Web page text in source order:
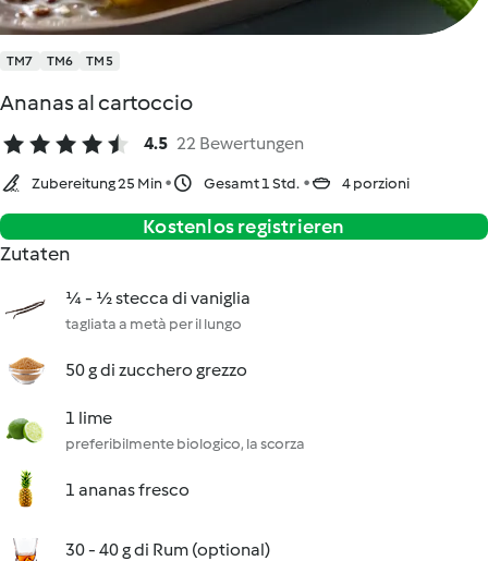
TM7 TM6 TM5
Ananas al cartoccio
4.5 22 Bewertungen
Zubereitung 25 Min Gesamt 1 Std. 4 porzioni
Kostenlos registrieren
Zutaten
¼ - ½ stecca di vaniglia
tagliata a metà per il lungo
50 g di zucchero grezzo
1 lime
preferibilmente biologico, la scorza
1 ananas fresco
30 - 40 g di Rum (optional)